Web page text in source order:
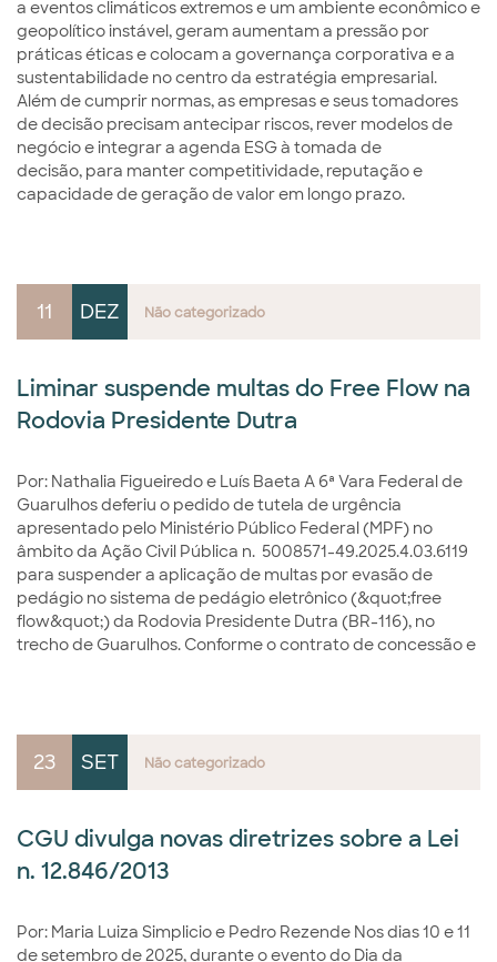
a eventos climáticos extremos e um ambiente econômico e
geopolítico instável, geram aumentam a pressão por
práticas éticas e colocam a governança corporativa e a
sustentabilidade no centro da estratégia empresarial.
Além de cumprir normas, as empresas e seus tomadores
de decisão precisam antecipar riscos, rever modelos de
negócio e integrar a agenda ESG à tomada de
decisão, para manter competitividade, reputação e
capacidade de geração de valor em longo prazo.
11 DEZ Não categorizado
Liminar suspende multas do Free Flow na
Rodovia Presidente Dutra
Por: Nathalia Figueiredo e Luís Baeta A 6ª Vara Federal de
Guarulhos deferiu o pedido de tutela de urgência
apresentado pelo Ministério Público Federal (MPF) no
âmbito da Ação Civil Pública n. 5008571-49.2025.4.03.6119
para suspender a aplicação de multas por evasão de
pedágio no sistema de pedágio eletrônico (&quot;free
flow&quot;) da Rodovia Presidente Dutra (BR-116), no
trecho de Guarulhos. Conforme o contrato de concessão e
23 SET Não categorizado
CGU divulga novas diretrizes sobre a Lei
n. 12.846/2013
Por: Maria Luiza Simplicio e Pedro Rezende Nos dias 10 e 11
de setembro de 2025, durante o evento do Dia da